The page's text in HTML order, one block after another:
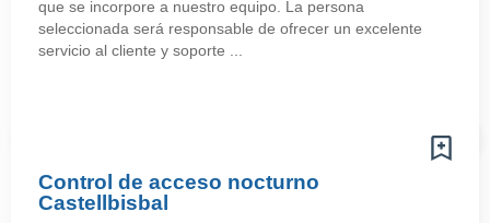
que se incorpore a nuestro equipo. La persona
seleccionada será responsable de ofrecer un excelente
servicio al cliente y soporte ...
Control de acceso nocturno
Castellbisbal